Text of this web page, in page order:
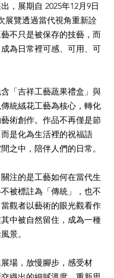
，展期自 2025年12月9日
展覽透過當代視角重新詮
不只是被保存的技藝，而
為日常裡可感、可用、可
「吉祥工藝蔬果禮盒」與
傳統絨花工藝為核心，轉化
術創作。作品不再僅是節
是化為生活裡的祝福語
之中，陪伴人們的日常。
關注的是工藝如何在當代生
被標註為「傳統」，也不
觀者以藝術的眼光觀看作
中被自然留住，成為一種
景。
場，放慢腳步，感受材